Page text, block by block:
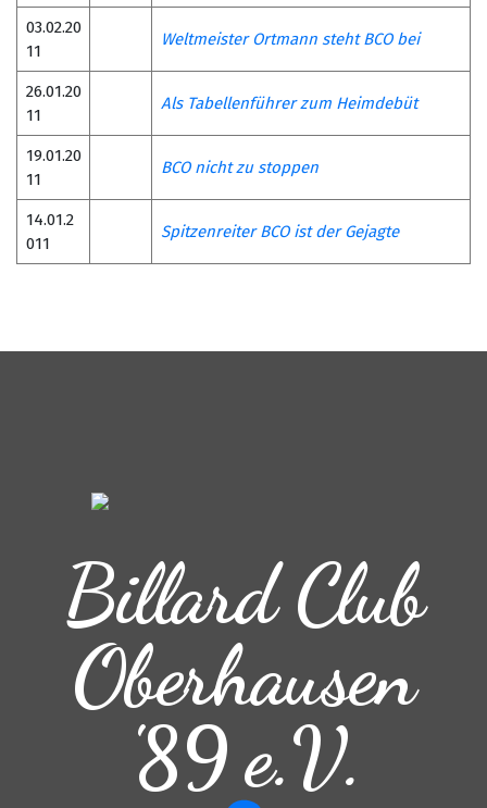
03.02.20
11
Weltmeister Ortmann steht BCO bei
26.01.20
11
Als Tabellenführer zum Heimdebüt
19.01.20
11
BCO nicht zu stoppen
14.01.2
011
Spitzenreiter BCO ist der Gejagte
Billard Club
Oberhausen
'89 e.V.